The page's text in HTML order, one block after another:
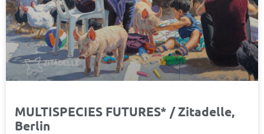
MULTISPECIES FUTURES* / Zitadelle,
Berlin